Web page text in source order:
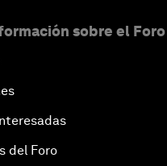
sobre el Foro
del Foro